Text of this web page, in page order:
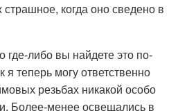
когда оно сведено в
где-либо вы найдете это по-
теперь могу ответственно
резьбах никакой особо
Более-менее освещались в